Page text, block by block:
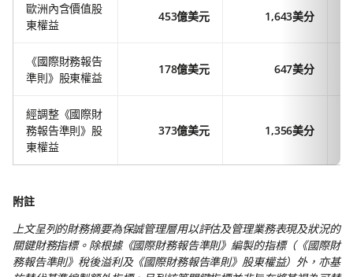
歐洲內含價值股
東權益
453億美元 1,643美分
《國際財務報告
準則》股東權益
178億美元 647美分
經調整《國際財
務報告準則》股
東權益
373億美元 1,356美分
附註
上文呈列的財務摘要為保誠管理層用以評估及管理業務表現及狀況的
關鍵財務指標。除根據《國際財務報告準則》編製的指標（《國際財
務報告準則》稅後溢利及《國際財務報告準則》股東權益）外，亦基